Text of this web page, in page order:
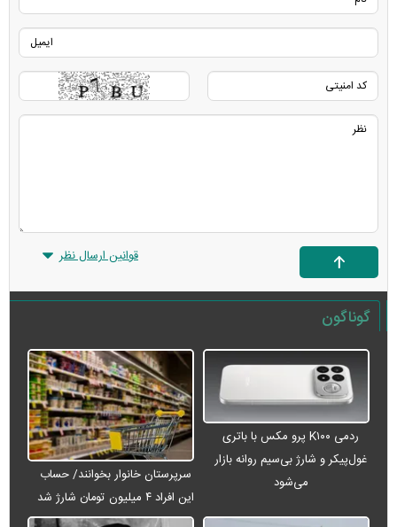
قوانین ارسال نظر
گوناگون
ردمی K۱۰۰ پرو مکس با باتری
غول‌پیکر و شارژ بی‌سیم روانه بازار
می‌شود
سرپرستان خانوار بخوانند/ حساب
این افراد ۴ میلیون تومان شارژ شد